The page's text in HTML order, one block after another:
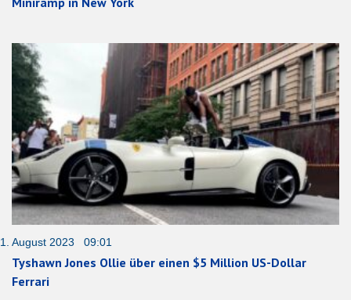
1. August 2023 09:01
Tyshawn Jones Ollie über einen $5 Million US-Dollar
Ferrari